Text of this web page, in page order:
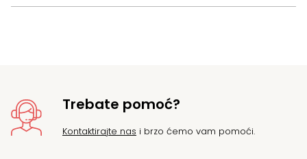
Trebate pomoć?
Kontaktirajte nas i brzo ćemo vam pomoći.